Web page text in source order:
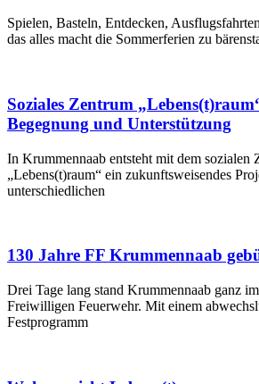
Spielen, Basteln, Entdecken,
das alles macht die Sommerferien zu
Soziales Zentrum
Begegnung und Unterstützung
In Krummennaab entsteht mit dem sozialen
„Lebens(t)raum“ ein zukunftsweisendes
unterschiedlichen
130 Jahre FF Krummennaab
Drei Tage lang stand Krummennaab ganz
Freiwilligen Feuerwehr. Mit einem
Festprogramm